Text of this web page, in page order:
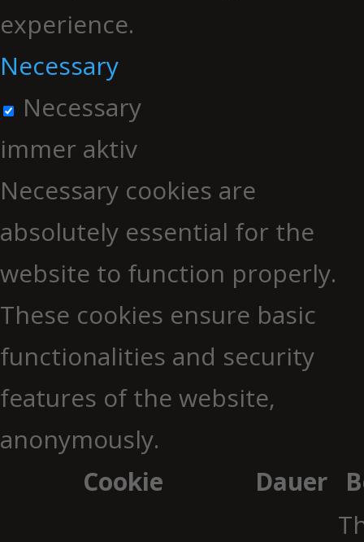
experience.
Necessary
Necessary
immer aktiv
Necessary cookies are
absolutely essential for the
website to function properly.
These cookies ensure basic
functionalities and security
features of the website,
anonymously.
Cookie
Dauer